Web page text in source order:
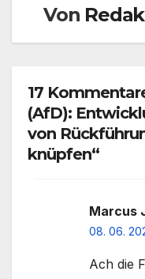
Von
17
(AfD):
von
knüpfen“
Marcus
08. 06.
Ach die